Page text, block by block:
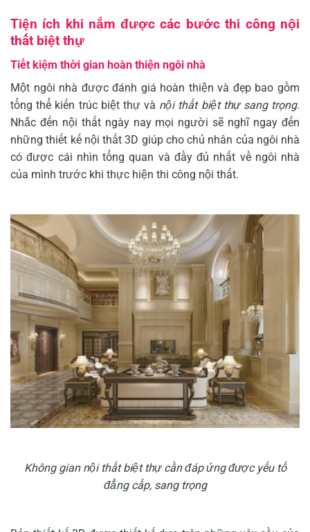
Tiện ích khi nắm được các bước thi công nội
thất biệt thự
Tiết kiệm thời gian hoàn thiện ngôi nhà
Một ngôi nhà được đánh giá hoàn thiện và đẹp bao gồm
tổng thể kiến trúc biệt thự và nội thất biệt thự sang trọng.
Nhắc đến nội thất ngày nay mọi người sẽ nghĩ ngay đến
những thiết kế nội thất 3D giúp cho chủ nhân của ngôi nhà
có được cái nhìn tổng quan và đầy đủ nhất về ngôi nhà
của mình trước khi thực hiện thi công nội thất.
Không gian nội thất biệt thự cần đáp ứng được yếu tố
đẳng cấp, sang trọng